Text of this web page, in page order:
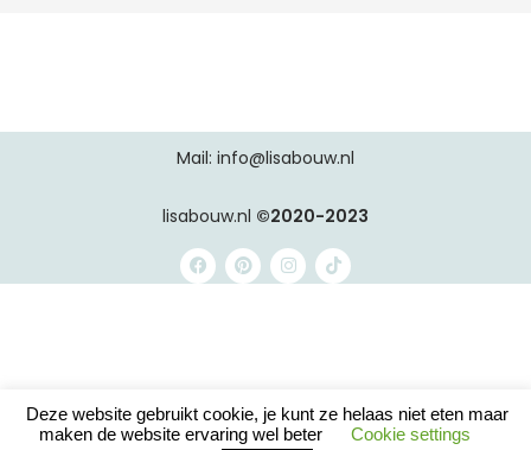
Mail: info@lisabouw.nl
lisabouw.nl ©2020-2023
Deze website gebruikt cookie, je kunt ze helaas niet eten maar
maken de website ervaring wel beter
Cookie settings